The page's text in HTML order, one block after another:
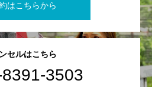
はこちらから
セルはこちら
3503